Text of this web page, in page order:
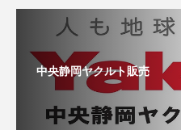
中央静岡ヤクルト販売